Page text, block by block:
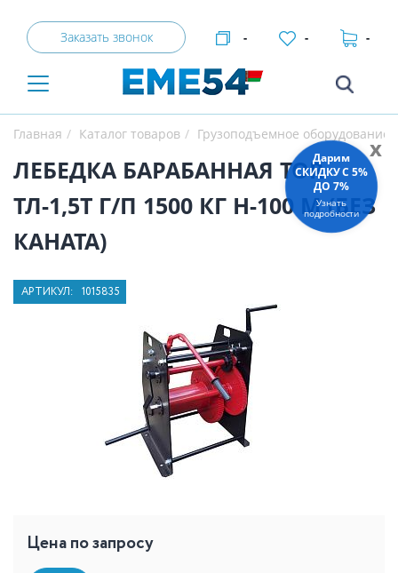
Заказать звонок - - -
Главная Каталог товаров Грузоподъемное оборудование
ЛЕБЕДКА БАРАБАННАЯ TOR
ТЛ-1,5Т Г/П 1500 КГ H-100 М (БЕЗ
КАНАТА)
АРТИКУЛ: 1015835
Цена по запросу
x
Дарим
СКИДКУ C 5%
ДО 7%
Узнать
подробности